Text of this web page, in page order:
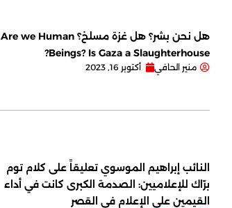
هل نحن بشر؟ هل غزة مسلخ؟ Are we Human
Beings? Is Gaza a Slaughterhouse?
منير الحافي أكتوبر 16, 2023
النائب إبراهيم الموسوي تعليقاً على كلام توم
برّاك للإعلاميين: الصدمة الكبرى كانت في أداء
القيمين على ‏الإعلام في القصر